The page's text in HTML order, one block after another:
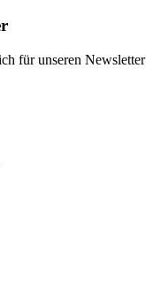
für unseren Newsletter